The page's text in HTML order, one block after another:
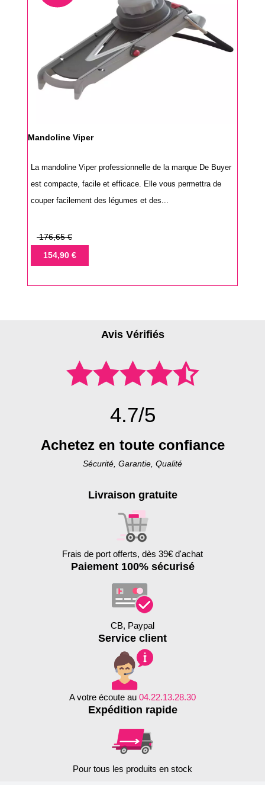
Mandoline Viper
La mandoline Viper professionnelle de la marque De Buyer
est compacte, facile et efficace. Elle vous permettra de
couper facilement des légumes et des...
Prix
base
176,65 €
Prix154,90 €
Avis Vérifiés
4.7/5
Achetez en toute confiance
Sécurité, Garantie, Qualité
Livraison gratuite
Frais de port offerts, dès 39€ d'achat
Paiement 100% sécurisé
CB, Paypal
Service client
A votre écoute au 04.22.13.28.30
Expédition rapide
Pour tous les produits en stock